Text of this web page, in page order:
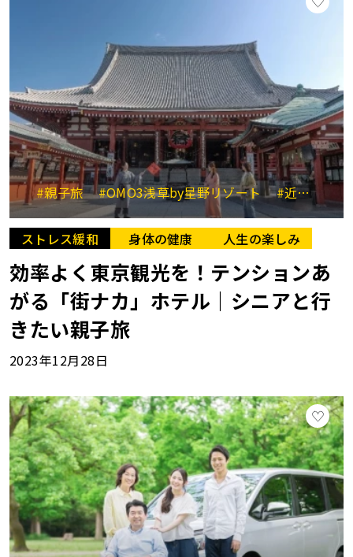
#親子旅 #OMO3浅草by星野リゾート #近場
ストレス緩和 身体の健康 人生の楽しみ
効率よく東京観光を！テンションあ
がる「街ナカ」ホテル｜シニアと行
きたい親子旅
2023年12月28日